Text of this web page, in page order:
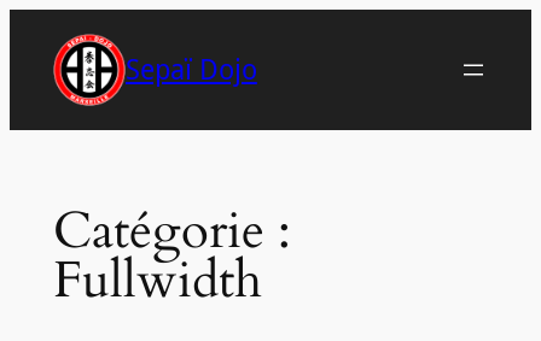
contenu
Sepaï Dojo
Catégorie :
Fullwidth